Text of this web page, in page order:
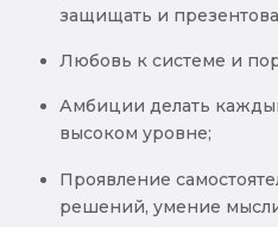
защищать и
Любовь к системе и
Амбиции делать
высоком уровне;
Проявление
решений, умение